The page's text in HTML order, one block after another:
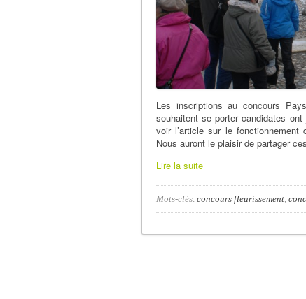
Les inscriptions au concours
souhaitent se porter candidates ont
voir l’article sur le fonctionnement
Nous auront le plaisir de partager
Lire la suite
Mots-clés: concours fleurissement,